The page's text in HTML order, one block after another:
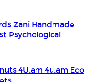
Zani Handmade
Psychological
4U.am 4u.am Eco